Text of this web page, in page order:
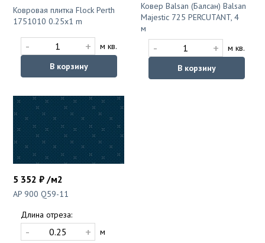
Ковровая плитка Flock Perth
1751010 0.25x1 m
- +
м кв.
В корзину
Ковер Balsan (Балсан) Balsan
Majestic 725 PERCUTANT, 4
м
- +
м кв.
В корзину
5 352 ₽ /м2
AP 900 Q59-11
Длина отреза:
- +
м